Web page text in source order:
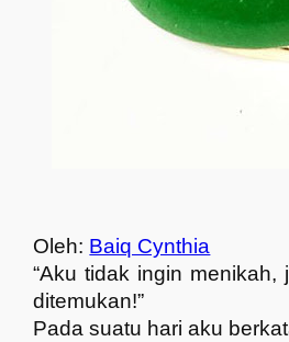
Oleh: Baiq Cynthia
“Aku tidak ingin menikah,
ditemukan!”
Pada suatu hari aku